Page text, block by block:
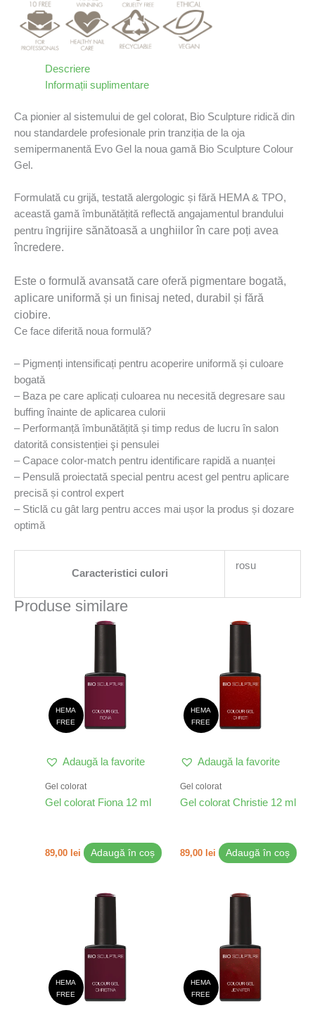
Descriere
Informații suplimentare
Ca pionier al sistemului de gel colorat, Bio Sculpture ridică din
nou standardele profesionale prin tranziția de la oja
semipermanentǎ Evo Gel la noua gamă Bio Sculpture Colour
Gel.
Formulată cu grijă, testată alergologic și fără HEMA & TPO,
această gamă îmbunǎtǎțitǎ reflectă angajamentul brandului
pentru îngrijire sănătoasă a unghiilor în care poți avea
încredere.
Este o formulă avansată care oferă pigmentare bogată,
aplicare uniformă și un finisaj neted, durabil și fără
ciobire.
Ce face diferită noua formulă?
– Pigmenți intensificați pentru acoperire uniformă și culoare
bogatǎ
– Baza pe care aplicați culoarea nu necesită degresare sau
buffing înainte de aplicarea culorii
– Performanță îmbunătățită și timp redus de lucru în salon
datoritǎ consistenției şi pensulei
– Capace color-match pentru identificare rapidă a nuanței
– Pensulă proiectatǎ special pentru acest gel pentru aplicare
precisă și control expert
– Sticlă cu gât larg pentru acces mai ușor la produs și dozare
optimă
Caracteristici culori
rosu
Produse similare
HEMA
FREE
Adaugă la favorite
Gel colorat
Gel colorat Fiona 12 ml
89,00 lei Adaugă în coș
HEMA
FREE
Adaugă la favorite
Gel colorat
Gel colorat Christie 12 ml
89,00 lei Adaugă în coș
HEMA
FREE
HEMA
FREE